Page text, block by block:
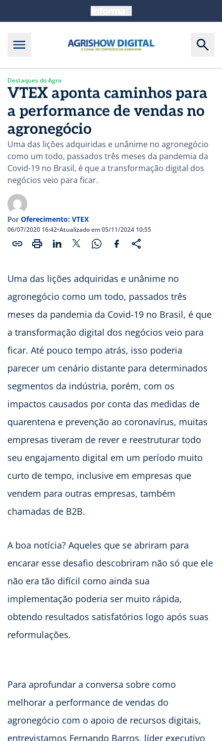
Destaques do Agro
VTEX aponta caminhos para
a performance de vendas no
agronegócio
Uma das lições adquiridas e unânime no agronegócio
como um todo, passados três meses da pandemia da
Covid-19 no Brasil, é que a transformação digital dos
negócios veio para ficar.
Por Oferecimento: VTEX
06/07/2020 16:42•Atualizado em 05/11/2024 10:55
Uma das lições adquiridas e unânime no
agronegócio como um todo, passados três
meses da pandemia da Covid-19 no Brasil, é que
a transformação digital dos negócios veio para
ficar. Até pouco tempo atrás, isso poderia
parecer um cenário distante para determinados
segmentos da indústria, porém, com os
impactos causados por conta das medidas de
quarentena e prevenção ao coronavírus, muitas
empresas tiveram de rever e reestruturar todo
seu engajamento digital em um período muito
curto de tempo, inclusive em empresas que
vendem para outras empresas, também
chamadas de B2B.
A boa notícia? Aqueles que se abriram para
encarar esse desafio descobriram não só que ele
não era tão difícil como ainda sua
implementação poderia ser muito rápida,
obtendo resultados satisfatórios logo após suas
reformulações.
Para aprofundar a conversa sobre como
melhorar a performance de vendas do
agronegócio com o apoio de recursos digitais,
entrevistamos Fernando Barros, líder executivo